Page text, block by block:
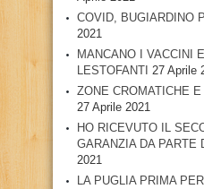
COVID, BUGIARDINO
2021
MANCANO I VACCINI
LESTOFANTI 27 Aprile
ZONE CROMATICHE
27 Aprile 2021
HO RICEVUTO IL
GARANZIA DA PARTE
2021
LA PUGLIA PRIMA